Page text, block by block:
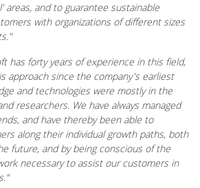
areas, and to guarantee sustainable
with organizations of different sizes
has forty years of experience in this field,
approach since the company's earliest
and technologies were mostly in the
researchers. We have always managed
and have thereby been able to
along their individual growth paths, both
future, and by being conscious of the
necessary to assist our customers in